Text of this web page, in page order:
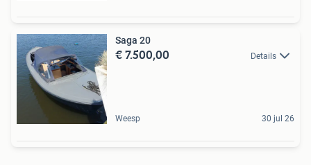
Saga 20
€ 7.500,00 Details
Weesp 30 jul 26